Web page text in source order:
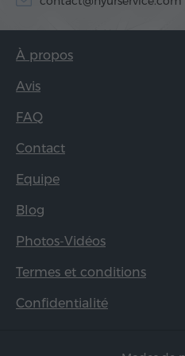
À propos
Avis
FAQ
Contact
Equipe
Blog
Photos-Vidéos
Termes et conditions
Confidentialité